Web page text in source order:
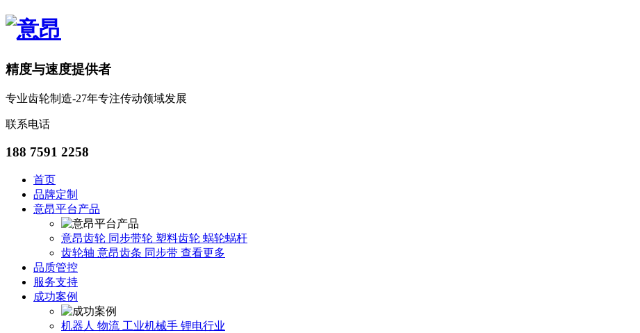
精度与速度提供者
专业齿轮制造-27年专注传动领域发展
联系电话
188 7591 2258
首页
品牌定制
意昂平台产品
意昂齿轮 同步带轮 塑料齿轮 蜗轮蜗杆
齿轮轴 意昂齿条 同步带 查看更多
品质管控
服务支持
成功案例
机器人 物流 工业机械手 锂电行业